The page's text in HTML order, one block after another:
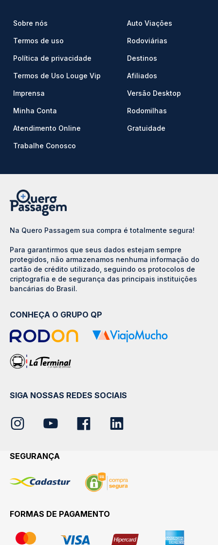
Sobre nós
Termos de uso
Política de privacidade
Termos de Uso Louge Vip
Imprensa
Minha Conta
Atendimento Online
Trabalhe Conosco
Auto Viações
Rodoviárias
Destinos
Afiliados
Versão Desktop
Rodomilhas
Gratuidade
Na Quero Passagem sua compra é totalmente segura!
Para garantirmos que seus dados estejam sempre
protegidos, não armazenamos nenhuma informação do
cartão de crédito utilizado, seguindo os protocolos de
criptografia e de segurança das principais instituições
bancárias do Brasil.
CONHEÇA O GRUPO QP
SIGA NOSSAS REDES SOCIAIS
SEGURANÇA
FORMAS DE PAGAMENTO